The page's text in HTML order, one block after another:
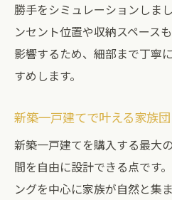
勝手をシミュレーションしま
ンセント位置や収納スペース
影響するため、細部まで丁寧
すめします。
新築一戸建てで叶える家族
新築一戸建てを購入する最大
間を自由に設計できる点です
ングを中心に家族が自然と集